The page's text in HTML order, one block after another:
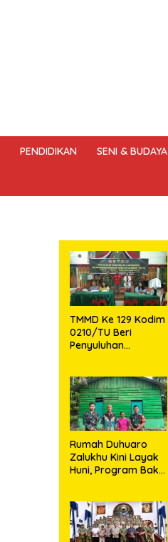
PENDIDIKAN SENI & BUDAYA
TMMD Ke 129 Kodim
0210/TU Beri
Penyuluhan
Stunting di Desa
Sijarango
Rumah Duhuaro
Zalukhu Kini Layak
Huni, Program Bakti
Nias Utara